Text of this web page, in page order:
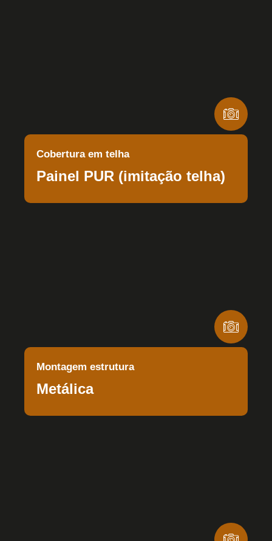
Cobertura em telha
Painel PUR (imitação telha)
Montagem estrutura
Metálica